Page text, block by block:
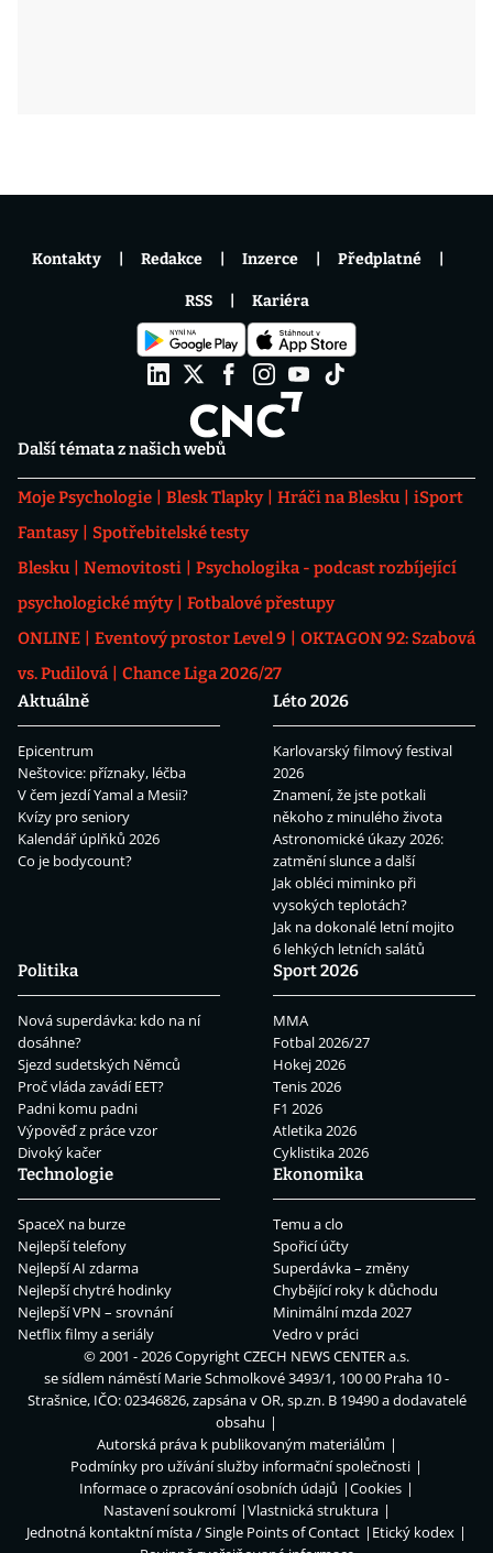
Další témata z našich webů
Moje Psychologie Blesk Tlapky Hráči na Blesku
iSport
Fantasy
Spotřebitelské testy
Blesku
Nemovitosti
Psychologika - podcast rozbíjející
psychologické mýty
Fotbalové přestupy
ONLINE
Eventový prostor Level 9
OKTAGON 92: Szabová
vs. Pudilová
Chance Liga 2026/27
Aktuálně
Epicentrum
Neštovice: příznaky, léčba
V čem jezdí Yamal a Mesii?
Kvízy pro seniory
Kalendář úplňků 2026
Co je bodycount?
Léto 2026
Karlovarský filmový festival
2026
Znamení, že jste potkali
někoho z minulého života
Astronomické úkazy 2026:
zatmění slunce a další
Jak obléci miminko při
vysokých teplotách?
Jak na dokonalé letní mojito
6 lehkých letních salátů
Politika
Nová superdávka: kdo na ní
dosáhne?
Sjezd sudetských Němců
Proč vláda zavádí EET?
Padni komu padni
Výpověď z práce vzor
Divoký kačer
Sport 2026
MMA
Fotbal 2026/27
Hokej 2026
Tenis 2026
F1 2026
Atletika 2026
Cyklistika 2026
Technologie
SpaceX na burze
Nejlepší telefony
Nejlepší AI zdarma
Nejlepší chytré hodinky
Nejlepší VPN – srovnání
Netflix filmy a seriály
Ekonomika
Temu a clo
Spořicí účty
Superdávka – změny
Chybějící roky k důchodu
Minimální mzda 2027
Vedro v práci
Kontakty Redakce Inzerce Předplatné
RSS Kariéra
© 2001 - 2026 CopyrightCZECH NEWS CENTER a.s.
se sídlem náměstí Marie Schmolkové 3493/1, 100 00 Praha 10 -
Strašnice, IČO: 02346826, zapsána v OR, sp.zn. B 19490 a dodavatelé
obsahu
Autorská práva k publikovaným materiálům
Podmínky pro užívání služby informační společnosti
Informace o zpracování osobních údajů
Cookies
Nastavení soukromí
Vlastnická struktura
Jednotná kontaktní místa / Single Points of Contact
Etický kodex